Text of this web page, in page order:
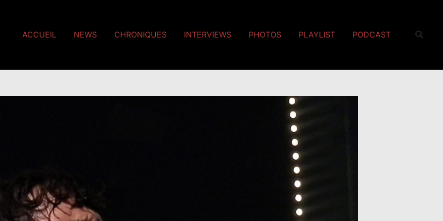
ACCUEIL NEWS CHRONIQUES INTERVIEWS PHOTOS PLAYLIST PODCAST